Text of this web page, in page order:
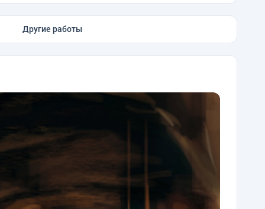
Другие работы